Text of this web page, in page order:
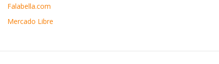
Falabella.com
Mercado Libre